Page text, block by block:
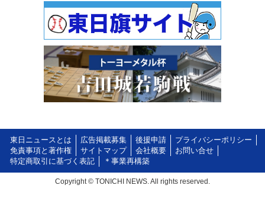
東日ニュースとは 広告掲載募集 後援申請
プライバシーポリシー
免責事項と著作権
サイトマップ 会社概要
お問い合せ
特定商取引に基づく表記
＊事業再構築
Copyright © TONICHI NEWS. All rights reserved.